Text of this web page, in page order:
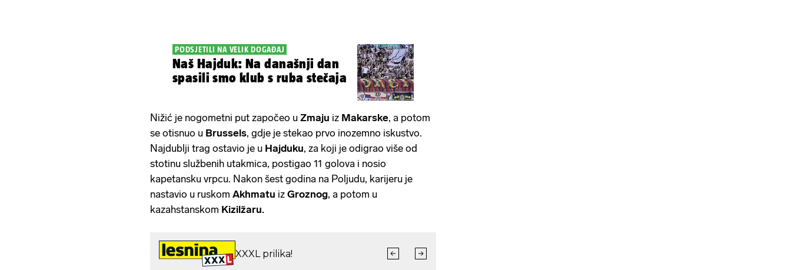
PODSJETILI NA VELIK DOGAĐAJ
Naš Hajduk: Na današnji dan
spasili smo klub s ruba stečaja
Nižić je nogometni put započeo u Zmaju iz Makarske, a potom
se otisnuo u Brussels, gdje je stekao prvo inozemno iskustvo.
Najdublji trag ostavio je u Hajduku, za koji je odigrao više od
stotinu službenih utakmica, postigao 11 golova i nosio
kapetansku vrpcu. Nakon šest godina na Poljudu, karijeru je
nastavio u ruskom Akhmatu iz Groznog, a potom u
kazahstanskom Kizilžaru.